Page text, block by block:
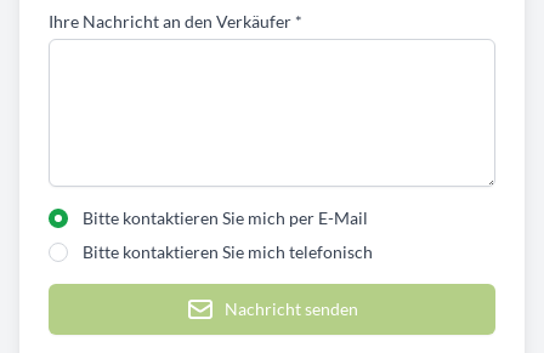
Ihre Nachricht an den Verkäufer *
Bitte kontaktieren Sie mich per E-Mail
Bitte kontaktieren Sie mich telefonisch
Nachricht senden